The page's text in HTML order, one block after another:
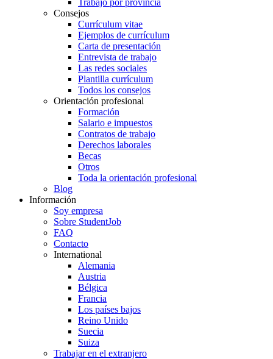
Trabajo por provincia
Consejos
Currículum vitae
Ejemplos de currículum
Carta de presentación
Entrevista de trabajo
Las redes sociales
Plantilla currículum
Todos los consejos
Orientación profesional
Formación
Salario e impuestos
Contratos de trabajo
Derechos laborales
Becas
Otros
Toda la orientación profesional
Blog
Información
Soy empresa
Sobre StudentJob
FAQ
Contacto
International
Alemania
Austria
Bélgica
Francia
Los países bajos
Reino Unido
Suecia
Suiza
Trabajar en el extranjero